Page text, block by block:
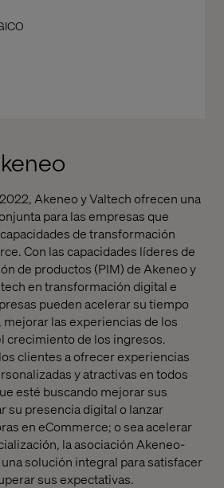
Akeneo y Valtech ofrecen una
para las empresas que
de transformación
Con las capacidades líderes de
de productos (PIM) de Akeneo y
en transformación digital e
pueden acelerar su tiempo
las experiencias de los
crecimiento de los ingresos.
clientes a ofrecer experiencias
y atractivas en todos
esté buscando mejorar sus
su presencia digital o lanzar
en eCommerce; o sea acelerar
la asociación Akeneo-
solución integral para satisfacer
sus expectativas.